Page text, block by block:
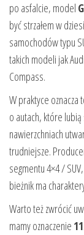
po asfalcie, model
być strzałem w
samochodów typu
takich modeli jak
Compass.
W praktyce
o autach, które
nawierzchniach
trudniejsze.
segmentu 4×4 /
bieżnik ma
Warto też zwrócić
mamy oznaczenie